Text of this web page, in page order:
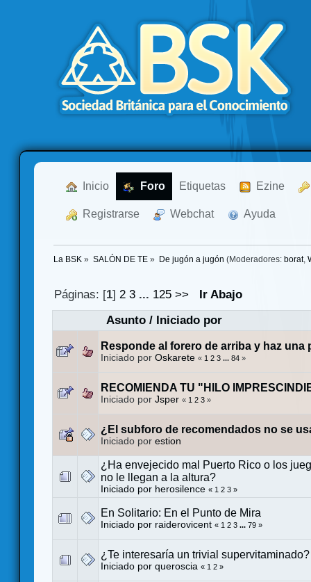
Inicio Foro Etiquetas Ezine
Registrarse Webchat Ayuda
La BSK » SALÓN DE TE » De jugón a jugón (Moderadores: borat,
Páginas: [1]2 3 ... 125 >>
Ir Abajo
Asunto/ Iniciado por
Responde al forero de arriba y haz una
Iniciado por Oskarete « 1 2 3 ... 84 »
RECOMIENDA TU "HILO
Iniciado por Jsper « 1 2 3 »
¿El subforo de recomendados no se
Iniciado por estion
¿Ha envejecido mal Puerto Rico o los
no le llegan a la altura?
Iniciado por herosilence « 1 2 3 »
En Solitario: En el Punto de Mira
Iniciado por raiderovicent « 1 2 3 ... 79 »
¿Te interesaría un trivial supervitaminado?
Iniciado por queroscia « 1 2 »